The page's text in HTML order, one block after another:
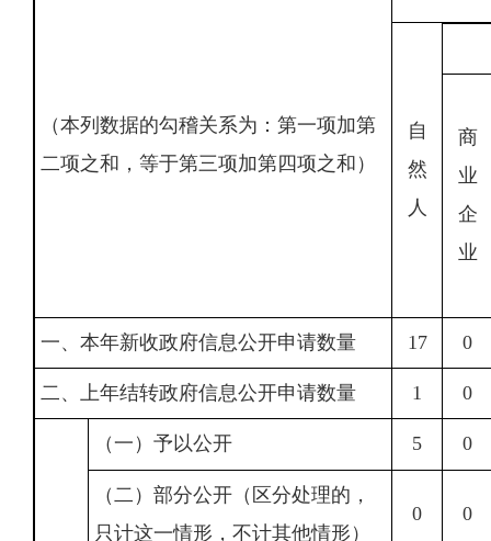
（本列数据的勾稽关系为：第一项加第
二项之和，等于第三项加第四项之和）
自
然
人
商
业
企
业
一、本年新收政府信息公开申请数量 17 0
二、上年结转政府信息公开申请数量 1 0
（一）予以公开 5 0
（二）部分公开（区分处理的，
只计这一情形，不计其他情形）
0 0